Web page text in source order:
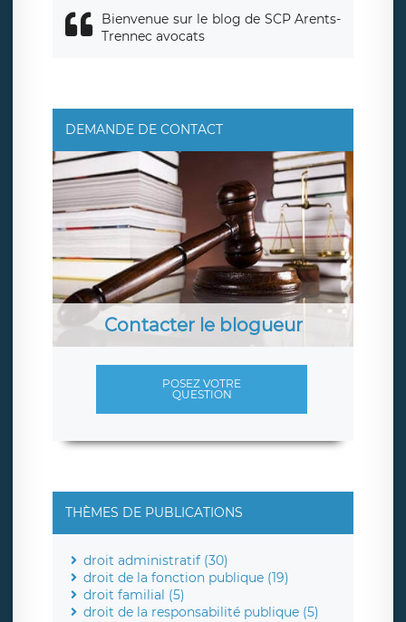
Bienvenue sur le blog de SCP Arents-
Trennec avocats
DEMANDE DE CONTACT
Contacter le blogueur
POSEZ VOTRE
QUESTION
THÈMES DE PUBLICATIONS
droit administratif (30)
droit de la fonction publique (19)
droit familial (5)
droit de la responsabilité publique (5)